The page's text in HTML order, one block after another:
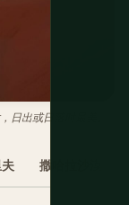
日出或日落时最美。
撒哈拉沙漠